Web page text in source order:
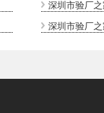
深圳市验厂
深圳市验厂